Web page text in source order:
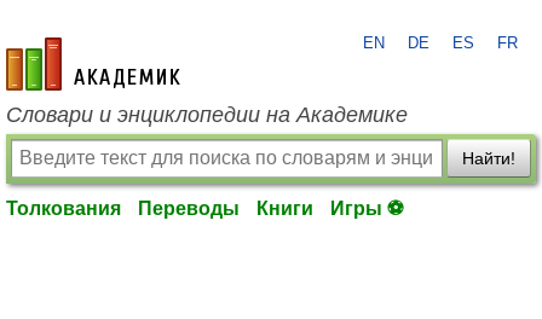
academic.ru
EN DE ES FR
Словари и энциклопедии на Академике
Найти!
Толкования Переводы Книги Игры ⚽